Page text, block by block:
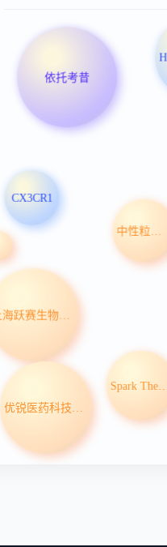
CX3CR1
Spark
上海跃赛生物科技有限公司
依托考昔